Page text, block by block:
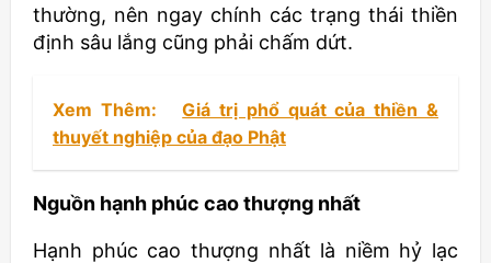
thường, nên ngay chính các trạng thái thiền
định sâu lắng cũng phải chấm dứt.
Xem Thêm:
Giá trị phổ quát của thiền &
thuyết nghiệp của đạo Phật
Nguồn hạnh phúc cao thượng nhất
Hạnh phúc cao thượng nhất là niềm hỷ lạc